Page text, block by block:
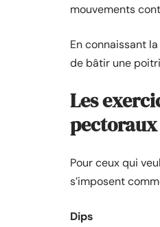
mouvements
En connaissant
de bâtir une
Les
pectoraux
Pour ceux qui
s’imposent
Dips